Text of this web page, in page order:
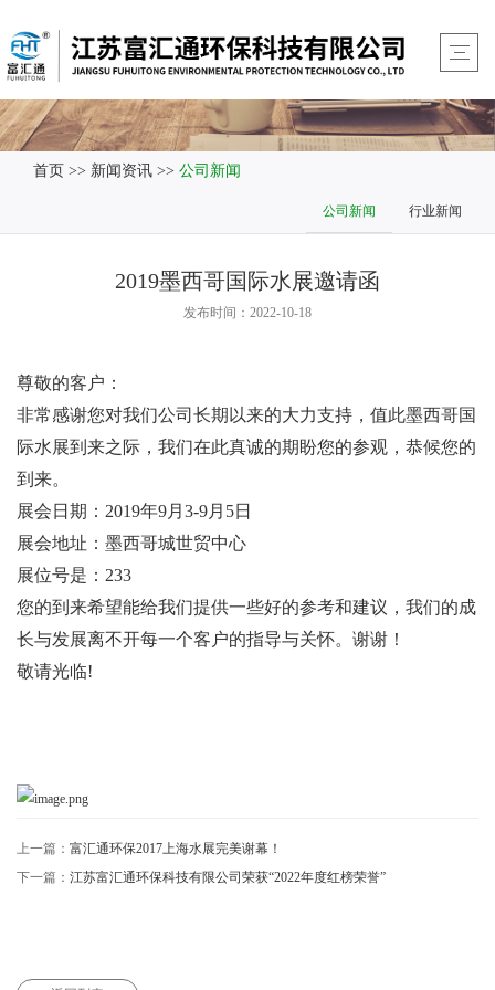
首页 >> 新闻资讯 >> 公司新闻
公司新闻 行业新闻
2019墨西哥国际水展邀请函
发布时间：2022-10-18
尊敬的客户：
非常感谢您对我们公司长期以来的大力支持，值此墨西哥国
际水展到来之际，我们在此真诚的期盼您的参观，恭候您的
到来。
展会日期：2019年9月3-9月5日
展会地址：墨西哥城世贸中心
展位号是：233
您的到来希望能给我们提供一些好的参考和建议，我们的成
长与发展离不开每一个客户的指导与关怀。谢谢！
敬请光临!
上一篇： 富汇通环保2017上海水展完美谢幕！
下一篇： 江苏富汇通环保科技有限公司荣获“2022年度红榜荣誉”